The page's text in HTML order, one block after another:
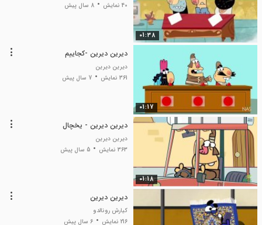
01:38
40 نمایش
8 سال پیش
01:17
دیرین دیرین -کجاییم
دیرین دیرین
361 نمایش
7 سال پیش
01:18
دیرین دیرین - یخچال
دیرین دیرین
363 نمایش
5 سال پیش
دیرین دیرین
کیارش رونالدو
216 نمایش
6 سال پیش